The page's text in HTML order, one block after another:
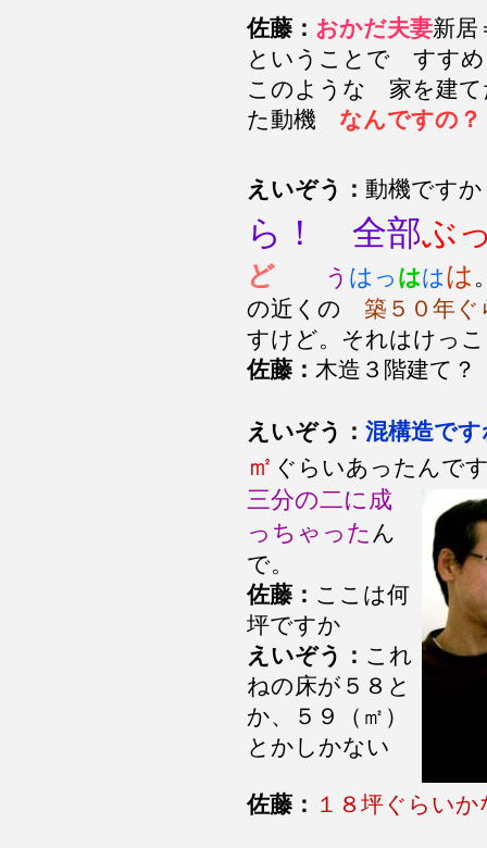
佐藤： おかだ夫妻新居
ということで すす
このような 家を建て
た動機 なんですの？
えいぞう： 動機です
ら！ 全部ぶ
ど う は っ ははは
の近くの 築５０年
すけど。それはけっ
佐藤： 木造３階建て？
えいぞう： 混構造です
㎡ ぐらいあったんで
三分の二に成
っちゃった ん
で。
佐藤： ここは何
坪ですか
えいぞう： これ
ねの床が５８と
か、５９（㎡）
とかしかない
佐藤： １８坪ぐらいか